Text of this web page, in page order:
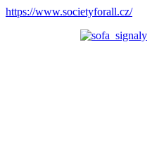
https://www.societyforall.cz/